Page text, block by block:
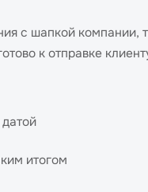
с шапкой компании,
к отправке
итогом